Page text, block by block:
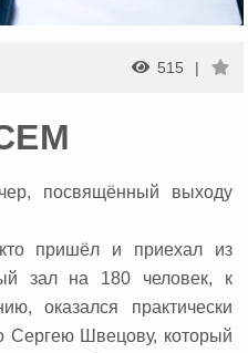
515
посвящённый выходу
пришёл и приехал из
зал на 180 человек, к
оказался практически
Сергею Швецову, который